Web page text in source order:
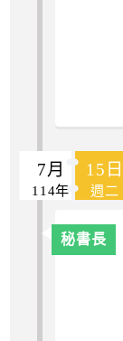
7月 15日
114年 週二